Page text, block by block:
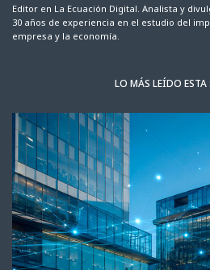
Editor en La Ecuación Digital. Analista y
30 años de experiencia en el estudio del
empresa y la economía.
LO MÁS LEÍDO ESTA